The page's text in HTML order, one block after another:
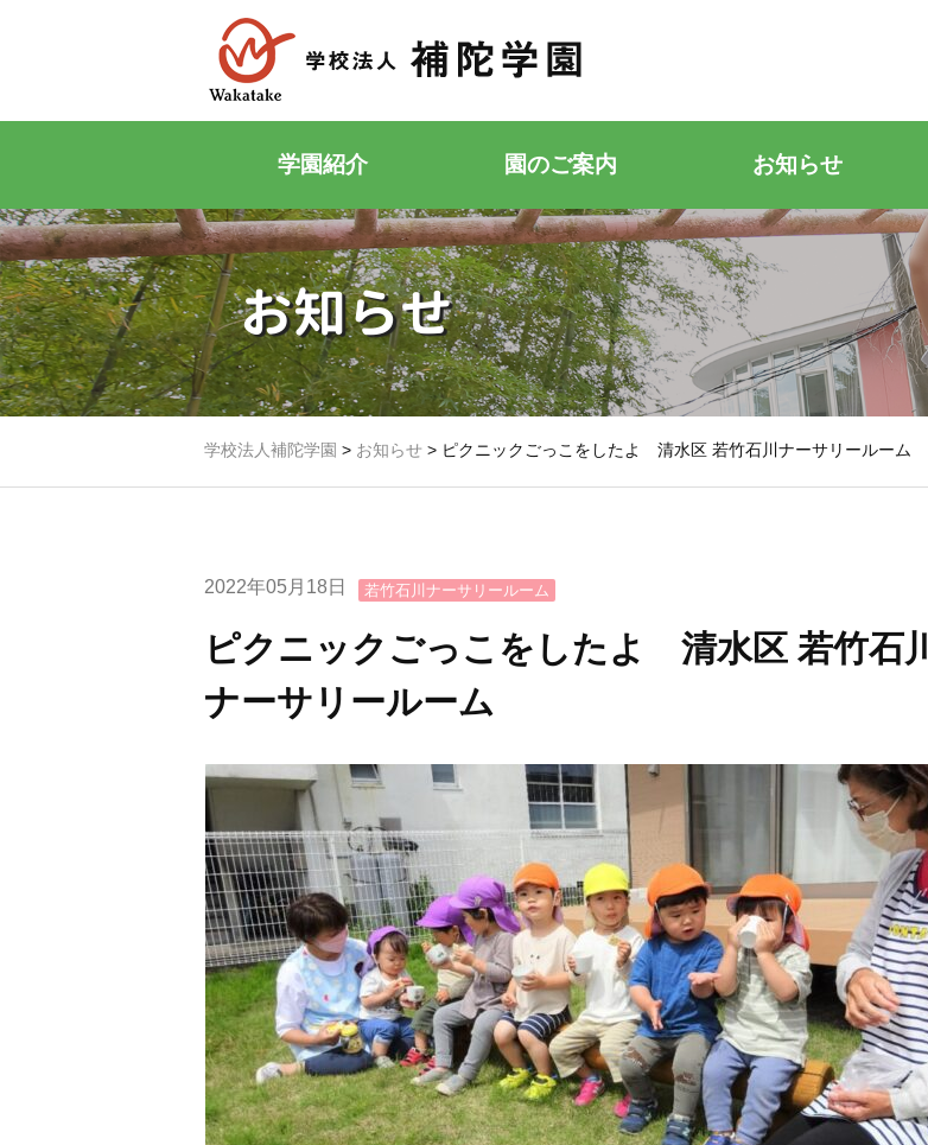
学園紹介 園のご案内
若竹幼稚園
若竹こどもの森
お知らせ
お知らせ
学校法人補陀学園 > お知らせ > ピクニックごっこをしたよ 清水区 若竹石川ナーサリールーム
2022年05月18日 若竹石川ナーサリールーム
ピクニックごっこをしたよ 清水区 若竹石川
ナーサリールーム